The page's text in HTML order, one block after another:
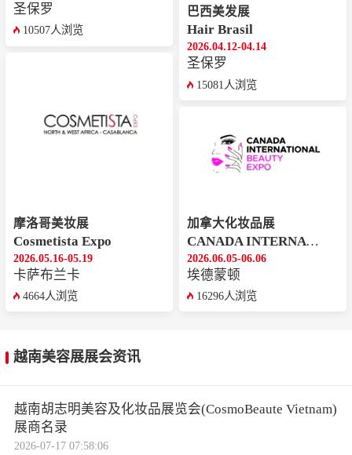
趋势反映出中国美业企业正积极开拓东南亚市场，
寻求更广阔的溢价空间。作为展会官方指定代理机
构，新天会展组织了多家中国优质企业参展，为中
越美容产业合作注入新动力。
台湾展团设立国家形象馆
公会率6家会员厂商参展，设立台湾形象展区，展
示涵盖保养品、OEM/ODM代工、彩妆、清洁保健
来自越南及周边东盟国家的大量买主关注。
韩国光州展团收获丰硕
。光州Technopark组织5家
区域企业（Aribieu、Minafay、Prime Derma、AA
NT、Noah Cosmetic）参展，取得了显著成果：Mi
sthetic达成合作；Aribieu与An Sinh Hospital达成协
展会期间还进行了超过300场出口咨询，总额约500
万美元。
圣保罗
10507人浏览
摩洛哥美妆展
Cosmetista Expo
2026.05.16-05.19
卡萨布兰卡
4664人浏览
巴西美发展
Hair Brasil
2026.04.12-04.14
圣保罗
15081人浏览
加拿大化妆品展
CANADA INTERNATIONAL BEAUTY EXPO
2026.06.05-06.06
埃德蒙顿
16296人浏览
越南美容展展会资讯
越南胡志明美容及化妆品展览会(CosmoBeaute Vietnam)
展商名录
2026-07-17 07:58:06